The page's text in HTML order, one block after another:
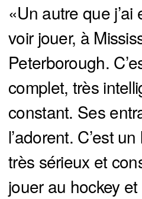
«Un autre que
voir jouer, à
Peterborough.
complet, très
constant. Ses
l’adorent. C’est
très sérieux et
jouer au hockey